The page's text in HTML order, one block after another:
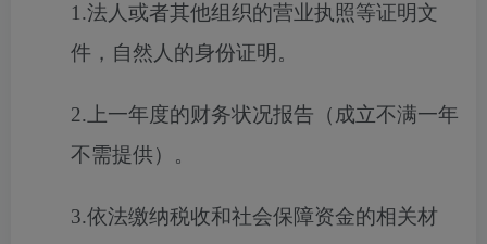
1.法人或者其他组织的营业执照等证明文
件，自然人的身份证明。
2.上一年度的财务状况报告（成立不满一年
不需提供）。
3.依法缴纳税收和社会保障资金的相关材